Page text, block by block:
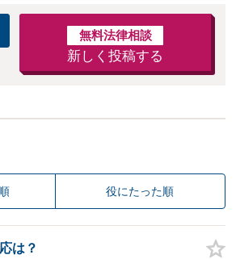
無料法律相談
新しく投稿する
役にたった順
は？